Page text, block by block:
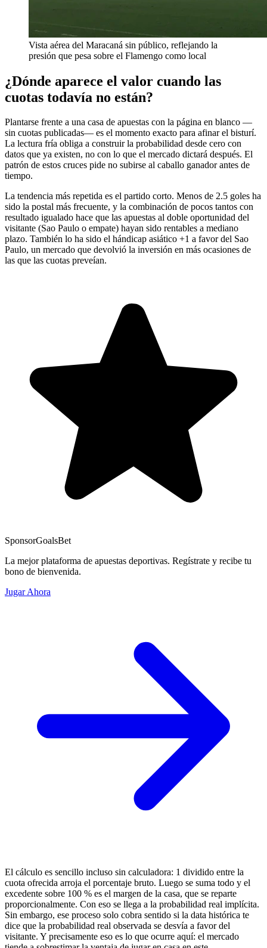
Vista aérea del Maracaná sin público, reflejando la
presión que pesa sobre el Flamengo como local
¿Dónde aparece el valor cuando las
cuotas todavía no están?
Plantarse frente a una casa de apuestas con la página en blanco —
sin cuotas publicadas— es el momento exacto para afinar el bisturí.
La lectura fría obliga a construir la probabilidad desde cero con
datos que ya existen, no con lo que el mercado dictará después. El
patrón de estos cruces pide no subirse al caballo ganador antes de
tiempo.
La tendencia más repetida es el partido corto. Menos de 2.5 goles ha
sido la postal más frecuente, y la combinación de pocos tantos con
resultado igualado hace que las apuestas al doble oportunidad del
visitante (Sao Paulo o empate) hayan sido rentables a mediano
plazo. También lo ha sido el hándicap asiático +1 a favor del Sao
Paulo, un mercado que devolvió la inversión en más ocasiones de
las que las cuotas preveían.
SponsorGoalsBet
La mejor plataforma de apuestas deportivas. Regístrate y recibe tu
bono de bienvenida.
Jugar Ahora
El cálculo es sencillo incluso sin calculadora: 1 dividido entre la
cuota ofrecida arroja el porcentaje bruto. Luego se suma todo y el
excedente sobre 100 % es el margen de la casa, que se reparte
proporcionalmente. Con eso se llega a la probabilidad real implícita.
Sin embargo, ese proceso solo cobra sentido si la data histórica te
dice que la probabilidad real observada se desvía a favor del
visitante. Y precisamente eso es lo que ocurre aquí: el mercado